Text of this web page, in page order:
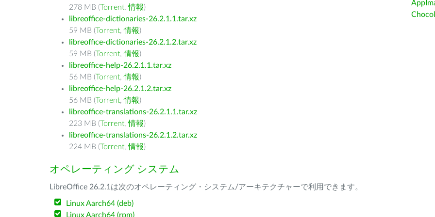
278 MB (Torrent,情報)
libreoffice-dictionaries-26.2.1.1.tar.xz
59 MB (Torrent,情報)
libreoffice-dictionaries-26.2.1.2.tar.xz
59 MB (Torrent,情報)
libreoffice-help-26.2.1.1.tar.xz
56 MB (Torrent,情報)
libreoffice-help-26.2.1.2.tar.xz
56 MB (Torrent,情報)
libreoffice-translations-26.2.1.1.tar.xz
223 MB (Torrent,情報)
libreoffice-translations-26.2.1.2.tar.xz
224 MB (Torrent,情報)
オペレーティング システム
LibreOffice 26.2.1は次のオペレーティング・システム/アーキテクチャーで利用できます。
Linux Aarch64 (deb)
Linux Aarch64 (rpm)